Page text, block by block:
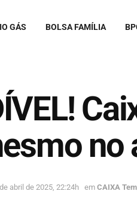
GÁS BOLSA FAMÍLIA
no
abril de 2025, 22:24h em CAIXA Tem